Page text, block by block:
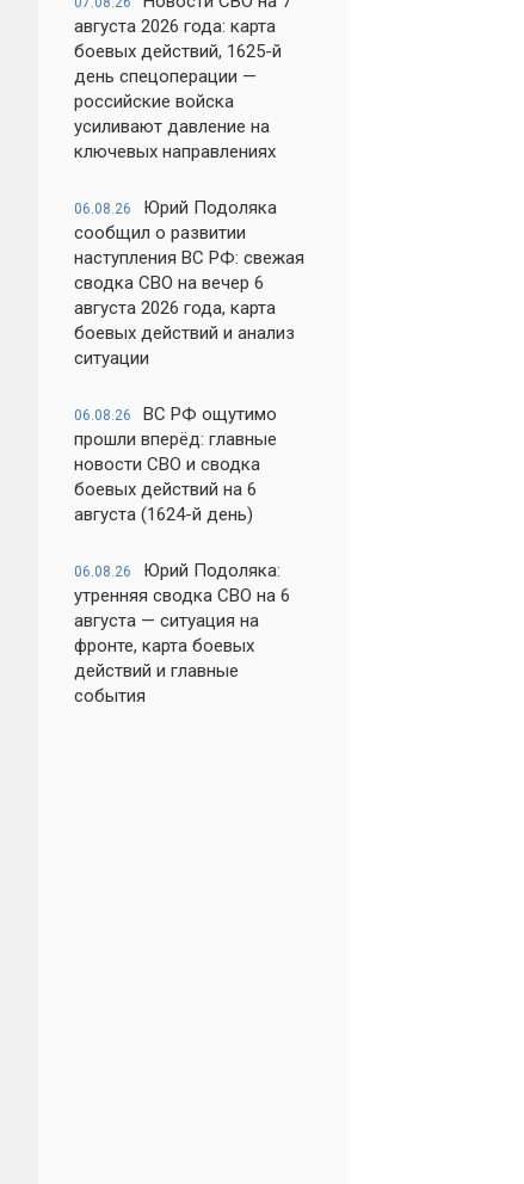
августа 2026 года: карта
боевых действий, 1625-й
день спецоперации —
российские войска
усиливают давление на
ключевых направлениях
06.08.26
Юрий Подоляка
сообщил о развитии
наступления ВС РФ: свежая
сводка СВО на вечер 6
августа 2026 года, карта
боевых действий и анализ
ситуации
06.08.26
ВС РФ ощутимо
прошли вперёд: главные
новости СВО и сводка
боевых действий на 6
августа (1624-й день)
06.08.26
Юрий Подоляка:
утренняя сводка СВО на 6
августа — ситуация на
фронте, карта боевых
действий и главные
события